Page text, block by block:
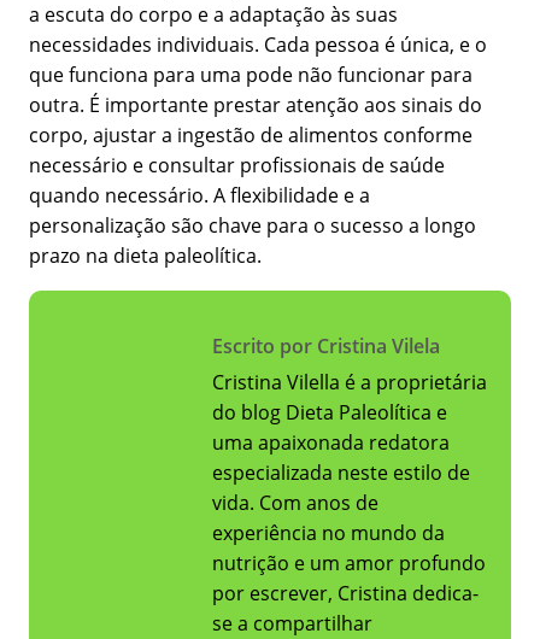
a escuta do corpo e a adaptação às suas
necessidades individuais. Cada pessoa é única, e o
que funciona para uma pode não funcionar para
outra. É importante prestar atenção aos sinais do
corpo, ajustar a ingestão de alimentos conforme
necessário e consultar profissionais de saúde
quando necessário. A flexibilidade e a
personalização são chave para o sucesso a longo
prazo na dieta paleolítica.
Escrito por Cristina Vilela
Cristina Vilella é a proprietária
do blog Dieta Paleolítica e
uma apaixonada redatora
especializada neste estilo de
vida. Com anos de
experiência no mundo da
nutrição e um amor profundo
por escrever, Cristina dedica-
se a compartilhar